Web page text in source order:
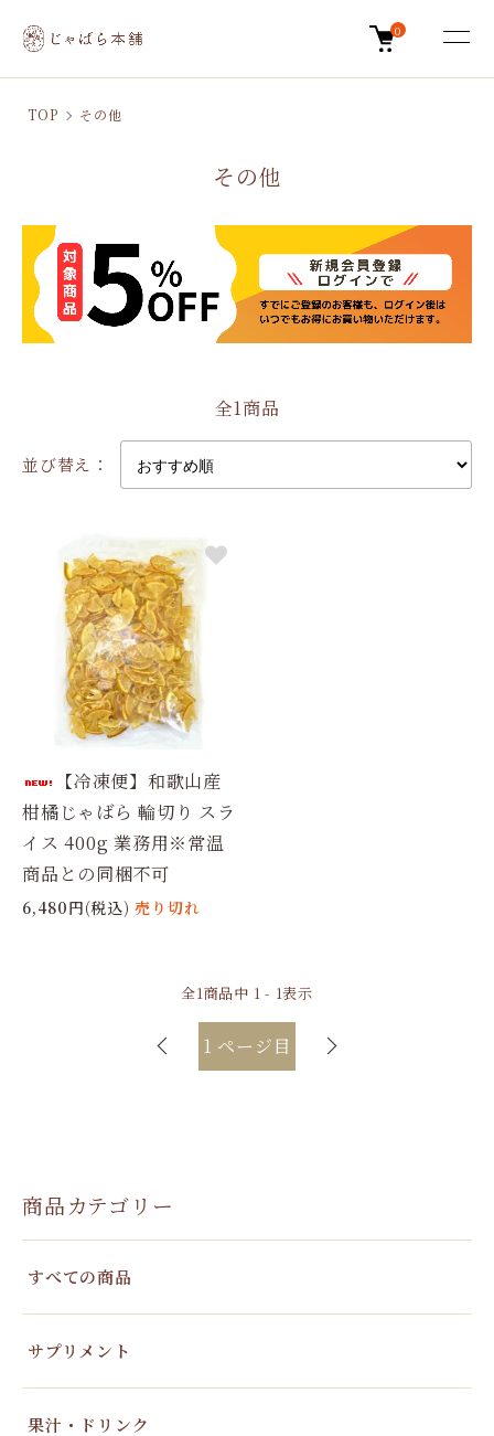
0
TOP その他
その他
全1商品
並び替え：
【冷凍便】和歌山産
柑橘じゃばら 輪切り スラ
イス 400g 業務用※常温
商品との同梱不可
6,480円(税込)売り切れ
全1商品中 1 - 1表示
1 ページ目
商品カテゴリー
すべての商品
サプリメント
果汁・ドリンク